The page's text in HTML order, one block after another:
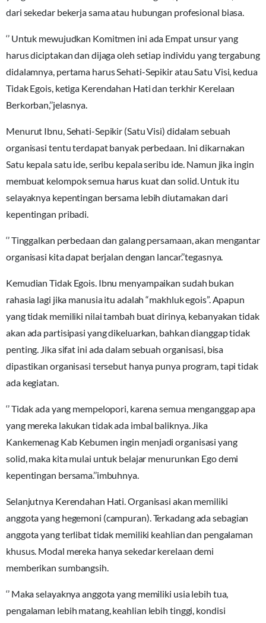
dari sekedar bekerja sama atau hubungan profesional biasa.
‘’ Untuk mewujudkan Komitmen ini ada Empat unsur yang
harus diciptakan dan dijaga oleh setiap individu yang tergabung
didalamnya, pertama harus Sehati-Sepikir atau Satu Visi, kedua
Tidak Egois, ketiga Kerendahan Hati dan terkhir Kerelaan
Berkorban,’’jelasnya.
Menurut Ibnu, Sehati-Sepikir (Satu Visi) didalam sebuah
organisasi tentu terdapat banyak perbedaan. Ini dikarnakan
Satu kepala satu ide, seribu kepala seribu ide. Namun jika ingin
membuat kelompok semua harus kuat dan solid. Untuk itu
selayaknya kepentingan bersama lebih diutamakan dari
kepentingan pribadi.
‘’ Tinggalkan perbedaan dan galang persamaan, akan mengantar
organisasi kita dapat berjalan dengan lancar.’’tegasnya.
Kemudian Tidak Egois. Ibnu menyampaikan sudah bukan
rahasia lagi jika manusia itu adalah “makhluk egois”. Apapun
yang tidak memiliki nilai tambah buat dirinya, kebanyakan tidak
akan ada partisipasi yang dikeluarkan, bahkan dianggap tidak
penting. Jika sifat ini ada dalam sebuah organisasi, bisa
dipastikan organisasi tersebut hanya punya program, tapi tidak
ada kegiatan.
‘’ Tidak ada yang mempelopori, karena semua menganggap apa
yang mereka lakukan tidak ada imbal baliknya. Jika
Kankemenag Kab Kebumen ingin menjadi organisasi yang
solid, maka kita mulai untuk belajar menurunkan Ego demi
kepentingan bersama.’’imbuhnya.
Selanjutnya Kerendahan Hati. Organisasi akan memiliki
anggota yang hegemoni (campuran). Terkadang ada sebagian
anggota yang terlibat tidak memiliki keahlian dan pengalaman
khusus. Modal mereka hanya sekedar kerelaan demi
memberikan sumbangsih.
‘’ Maka selayaknya anggota yang memiliki usia lebih tua,
pengalaman lebih matang, keahlian lebih tinggi, kondisi